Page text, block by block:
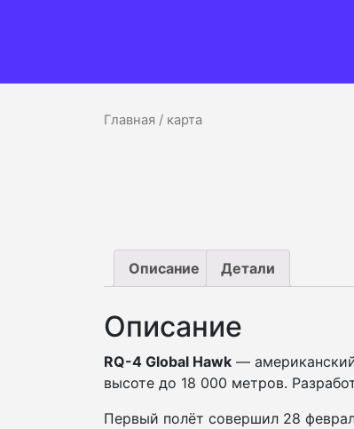
Главная / карта
Описание Детали
Описание
RQ-4 Global Hawk —
высоте до 18 000 метров.
Первый полёт совершил 28